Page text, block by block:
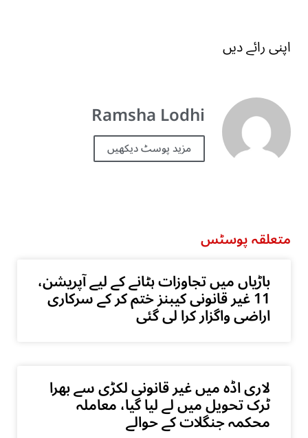
اپنی رائے دیں
Ramsha Lodhi
مزید پوسٹ دیکھیں
متعلقہ پوسٹس
باڑیاں میں تجاوزات ہٹانے کے لیے آپریشن،
11 غیر قانونی کیبنز ختم کر کے سرکاری
اراضی واگزار کرا لی گئی
لاری اڈہ میں غیر قانونی لکڑی سے بھرا
ٹرک تحویل میں لے لیا گیا، معاملہ
محکمہ جنگلات کے حوالے